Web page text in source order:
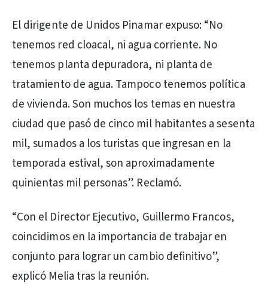
El dirigente de Unidos Pinamar expuso: “No
tenemos red cloacal, ni agua corriente. No
tenemos planta depuradora, ni planta de
tratamiento de agua. Tampoco tenemos política
de vivienda. Son muchos los temas en nuestra
ciudad que pasó de cinco mil habitantes a sesenta
mil, sumados a los turistas que ingresan en la
temporada estival, son aproximadamente
quinientas mil personas”. Reclamó.
“Con el Director Ejecutivo, Guillermo Francos,
coincidimos en la importancia de trabajar en
conjunto para lograr un cambio definitivo”,
explicó Melia tras la reunión.